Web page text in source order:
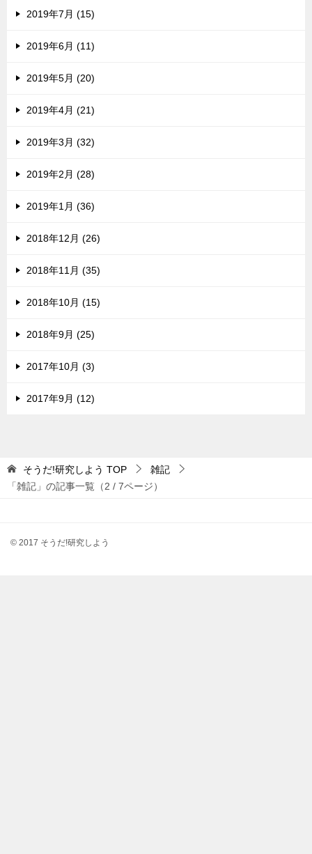
2019年7月 (15)
2019年6月 (11)
2019年5月 (20)
2019年4月 (21)
2019年3月 (32)
2019年2月 (28)
2019年1月 (36)
2018年12月 (26)
2018年11月 (35)
2018年10月 (15)
2018年9月 (25)
2017年10月 (3)
2017年9月 (12)
そうだ!研究しよう TOP
雑記
「雑記」の記事一覧（2 / 7ページ）
© 2017 そうだ!研究しよう